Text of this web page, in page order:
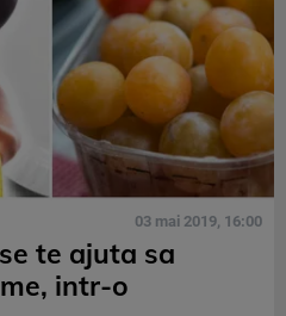
03 mai 2019, 16:00
te ajuta sa
intr-o